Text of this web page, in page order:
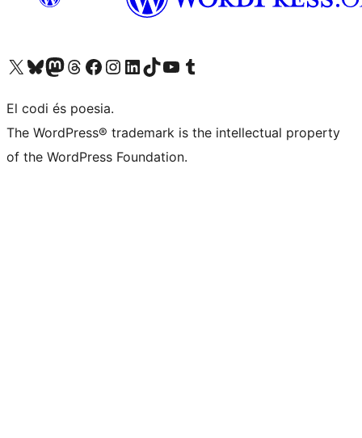
Visiteu el nostre compte X (abans Twitter)
Visiteu el nostre compte de Bluesky
Visiteu el nostre compte al Mastodon
Visiteu el nostre compte de Threads
Visiteu la nostra pàgina al Facebook
Visiteu el nostre compte d'Instagram
Visiteu el nostre compte de LinkedIn
Visiteu el nostre compte de TikTok
Visiteu el nostre canal al YouTube
Visiteu el nostre compte de Tumblr
El codi és poesia.
The WordPress® trademark is the intellectual property
of the WordPress Foundation.